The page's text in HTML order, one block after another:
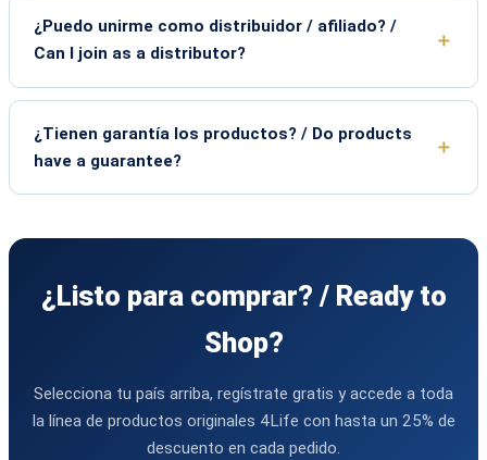
¿Puedo unirme como distribuidor / afiliado? /
Can I join as a distributor?
¿Tienen garantía los productos? / Do products
have a guarantee?
¿Listo para comprar? / Ready to
Shop?
Selecciona tu país arriba, regístrate gratis y accede a toda
la línea de productos originales 4Life con hasta un 25% de
descuento en cada pedido.